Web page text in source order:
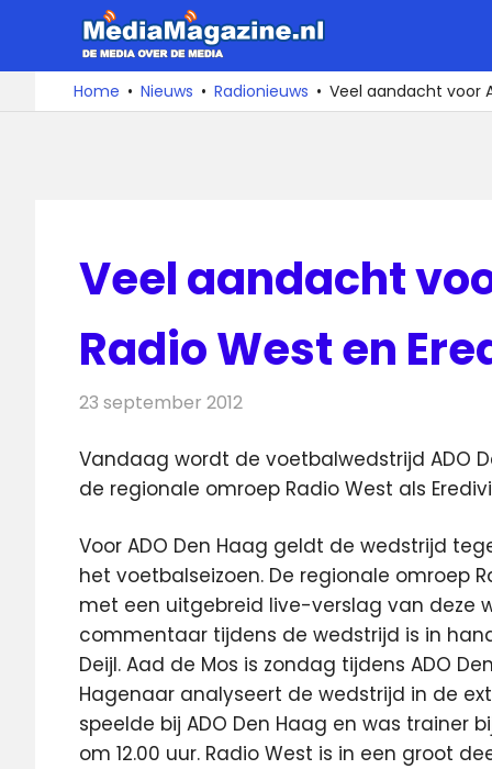
de
De
media
over
Home Nieuws Radionieuws Veel aandacht voor
Veel aandacht
Radio West en
23 september 2012
Vandaag wordt de voetbalwedstrijd ADO
de regionale omroep Radio West als
Voor ADO Den Haag geldt de wedstrijd
het voetbalseizoen. De regionale omroep
met een uitgebreid live-verslag van deze
commentaar tijdens de wedstrijd is in
Deijl. Aad de Mos is zondag tijdens ADO
Hagenaar analyseert de wedstrijd in de
speelde bij ADO Den Haag en was trainer
om 12.00 uur. Radio West is in een groot